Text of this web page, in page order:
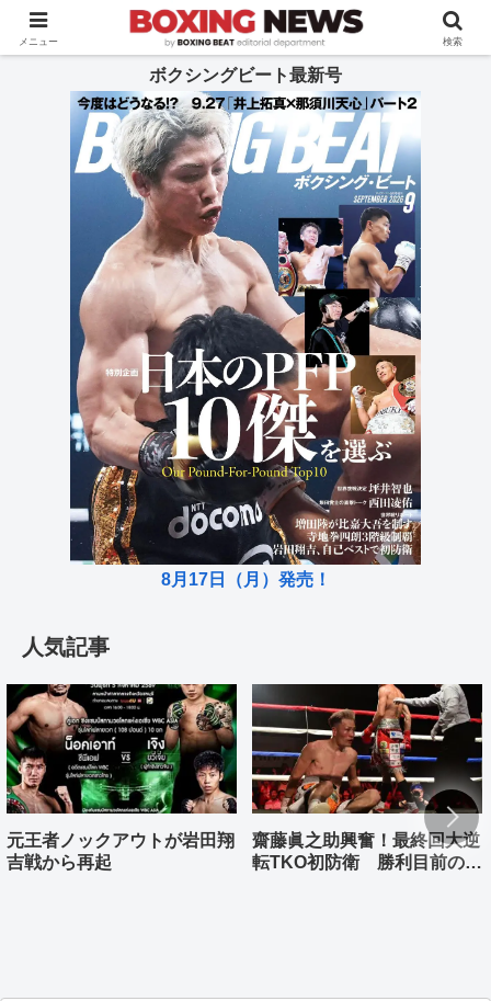
BOXING BEAT [ボクシング・ビート] 公式サイト
ボクシングビート最新号
8月17日（月）発売！
人気記事
元王者ノックアウトが岩田翔
吉戦から再起
齋藤眞之助興奮！最終回大逆
転TKO初防衛 勝利目前の村
メニュー 検索